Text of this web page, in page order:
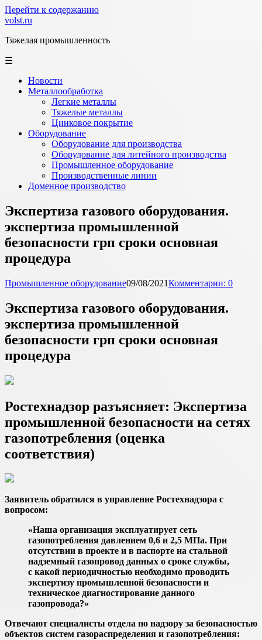
Перейти к содержанию
volst.ru
Тяжелая промышленность
☰
Новости
Металлообработка
Легкие металлы
Тяжелые металлы
Цинковое покрытие
Оборудование
Оборудование для производства
Оборудование для литейного производства
Промышленное оборудование
Производственные линии
Доменное производство
Экспертиза газового оборудования.
экспертиза промышленной
безопасности грп сроки основная
процедура
Промышленное оборудование09/08/2021Комментарии: 0
Экспертиза газового оборудования.
экспертиза промышленной
безопасности грп сроки основная
процедура
Ростехнадзор разъясняет: Экспертиза
промышленной безопасности на сетях
газопотребления (оценка
соответствия)
Заявитель обратился в управление Ростехнадзора с
вопросом:
«Наша организация эксплуатирует сеть
газопотребления давлением 0,6 и 2,5 МПа. При
отсутствии в проекте и в паспорте на стальной
надземный газопровод данных о сроке службы,
с какой периодичностью необходимо проводить
экспертизу промышленной безопасности и
техническое диагностирование данного
газопровода?»
Отвечают специалисты отдела по надзору за безопасностью
объектов систем газораспределения и газопотребления: